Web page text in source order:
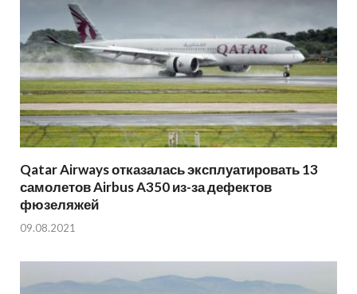
Qatar Airways отказалась эксплуатировать 13
самолетов Airbus A350 из-за дефектов
фюзеляжей
09.08.2021